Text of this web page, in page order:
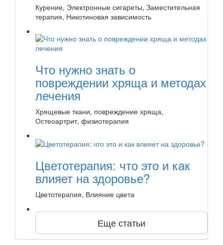
Курение, Электронные сигареты, Заместительная
терапия, Никотиновая зависимость
Что нужно знать о
повреждении хряща и методах
лечения
Хрящевые ткани, повреждение хряща,
Остеоартрит, физиотерапия
Цветотерапия: что это и как
влияет на здоровье?
Цветотерапия, Влияние цвета
Еще статьи